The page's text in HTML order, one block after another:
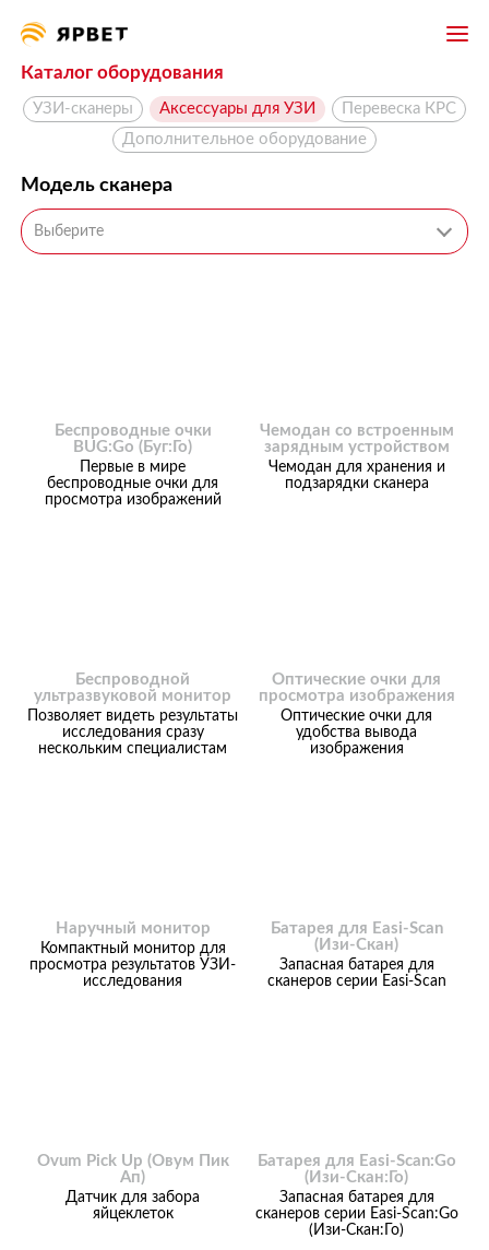
Каталог оборудования
УЗИ-сканеры Аксессуары для УЗИ
Перевеска КРС
Дополнительное оборудование
Модель сканера
Выберите
Беспроводные очки
BUG:Go (Буг:Го)
Первые в мире
беспроводные очки для
просмотра изображений
Чемодан со встроенным
зарядным устройством
Чемодан для хранения и
подзарядки сканера
Беспроводной
ультразвуковой монитор
Позволяет видеть результаты
исследования сразу
нескольким специалистам
Оптические очки для
просмотра изображения
Оптические очки для
удобства вывода
изображения
Наручный монитор
Компактный монитор для
просмотра результатов УЗИ-
исследования
Батарея для Easi-Scan
(Изи-Скан)
Запасная батарея для
сканеров серии Easi-Scan
Ovum Pick Up (Овум Пик
Ап)
Датчик для забора
яйцеклеток
Батарея для Easi-Scan:Go
(Изи-Скан:Го)
Запасная батарея для
сканеров серии Easi-Scan:Go
(Изи-Скан:Го)